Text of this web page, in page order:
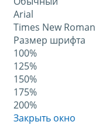
Arial
Times New Roman
Размер шрифта
100%
125%
150%
175%
200%
Закрыть окно